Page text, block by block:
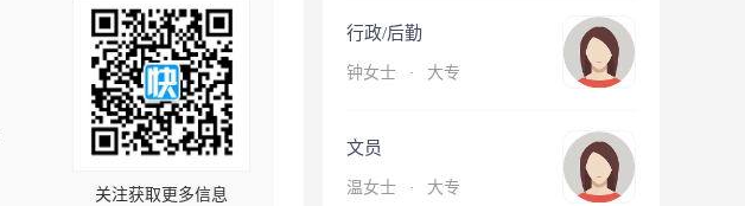
关注获取更多信息
行政/后勤
钟女士 · 大专
文员
温女士 · 大专